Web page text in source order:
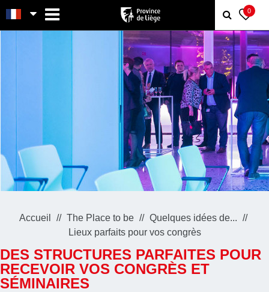
0
Accueil The Place to be
Quelques idées de...
Lieux parfaits pour vos congrès
DES STRUCTURES PARFAITES POUR
RECEVOIR VOS CONGRÈS ET
SÉMINAIRES